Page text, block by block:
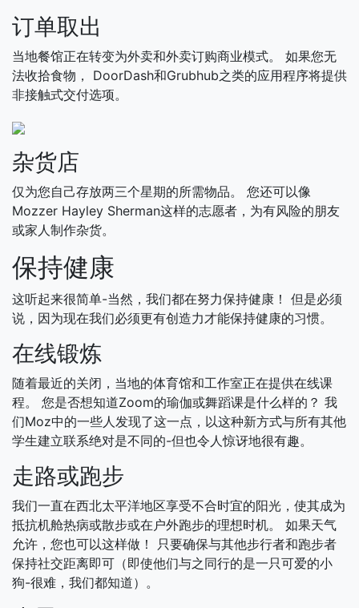
订单取出
当地餐馆正在转变为外卖和外卖订购商业模式。 如果您无
法收拾食物， DoorDash和Grubhub之类的应用程序将提供
非接触式交付选项。
杂货店
仅为您自己存放两三个星期的所需物品。 您还可以像
Mozzer Hayley Sherman这样的志愿者，为有风险的朋友
或家人制作杂货。
保持健康
这听起来很简单-当然，我们都在努力保持健康！ 但是必须
说，因为现在我们必须更有创造力才能保持健康的习惯。
在线锻炼
随着最近的关闭，当地的体育馆和工作室正在提供在线课
程。 您是否想知道Zoom的瑜伽或舞蹈课是什么样的？ 我
们Moz中的一些人发现了这一点，以这种新方式与所有其他
学生建立联系绝对是不同的-但也令人惊讶地很有趣。
走路或跑步
我们一直在西北太平洋地区享受不合时宜的阳光，使其成为
抵抗机舱热病或散步或在户外跑步的理想时机。 如果天气
允许，您也可以这样做！ 只要确保与其他步行者和跑步者
保持社交距离即可（即使他们与之同行的是一只可爱的小
狗-很难，我们都知道）。